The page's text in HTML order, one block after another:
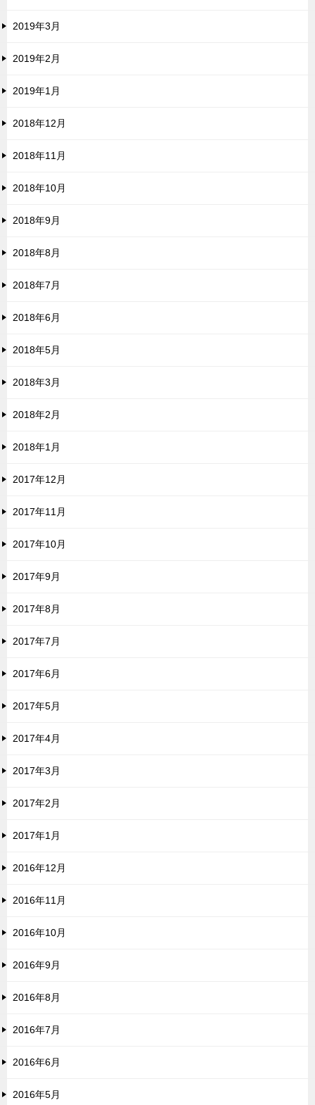
2019年3月
2019年2月
2019年1月
2018年12月
2018年11月
2018年10月
2018年9月
2018年8月
2018年7月
2018年6月
2018年5月
2018年3月
2018年2月
2018年1月
2017年12月
2017年11月
2017年10月
2017年9月
2017年8月
2017年7月
2017年6月
2017年5月
2017年4月
2017年3月
2017年2月
2017年1月
2016年12月
2016年11月
2016年10月
2016年9月
2016年8月
2016年7月
2016年6月
2016年5月